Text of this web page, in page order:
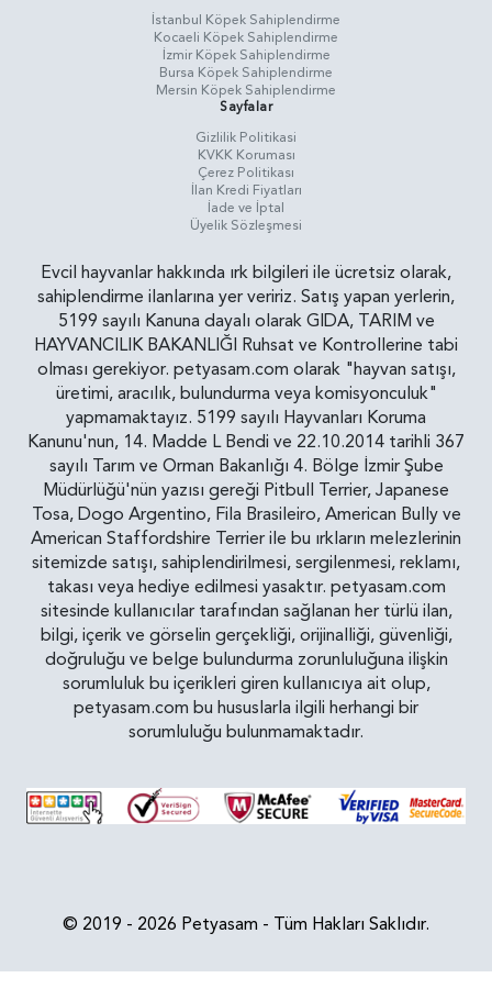
İstanbul Köpek Sahiplendirme
Kocaeli Köpek Sahiplendirme
İzmir Köpek Sahiplendirme
Bursa Köpek Sahiplendirme
Mersin Köpek Sahiplendirme
Sayfalar
Gizlilik Politikasi
KVKK Koruması
Çerez Politikası
İlan Kredi Fiyatları
İade ve İptal
Üyelik Sözleşmesi
Evcil hayvanlar hakkında ırk bilgileri ile ücretsiz olarak,
sahiplendirme ilanlarına yer veririz. Satış yapan yerlerin,
5199 sayılı Kanuna dayalı olarak GIDA, TARIM ve
HAYVANCILIK BAKANLIĞI Ruhsat ve Kontrollerine tabi
olması gerekiyor. petyasam.com olarak "hayvan satışı,
üretimi, aracılık, bulundurma veya komisyonculuk"
yapmamaktayız. 5199 sayılı Hayvanları Koruma
Kanunu'nun, 14. Madde L Bendi ve 22.10.2014 tarihli 367
sayılı Tarım ve Orman Bakanlığı 4. Bölge İzmir Şube
Müdürlüğü'nün yazısı gereği Pitbull Terrier, Japanese
Tosa, Dogo Argentino, Fila Brasileiro, American Bully ve
American Staffordshire Terrier ile bu ırkların melezlerinin
sitemizde satışı, sahiplendirilmesi, sergilenmesi, reklamı,
takası veya hediye edilmesi yasaktır. petyasam.com
sitesinde kullanıcılar tarafından sağlanan her türlü ilan,
bilgi, içerik ve görselin gerçekliği, orijinalliği, güvenliği,
doğruluğu ve belge bulundurma zorunluluğuna ilişkin
sorumluluk bu içerikleri giren kullanıcıya ait olup,
petyasam.com bu hususlarla ilgili herhangi bir
sorumluluğu bulunmamaktadır.
© 2019 - 2026 Petyasam - Tüm Hakları Saklıdır.